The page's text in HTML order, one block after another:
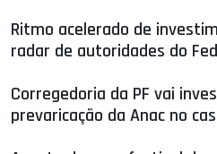
Ritmo acelerado de
radar de autoridades do Fed
Corregedoria da PF vai
prevaricação da Anac no